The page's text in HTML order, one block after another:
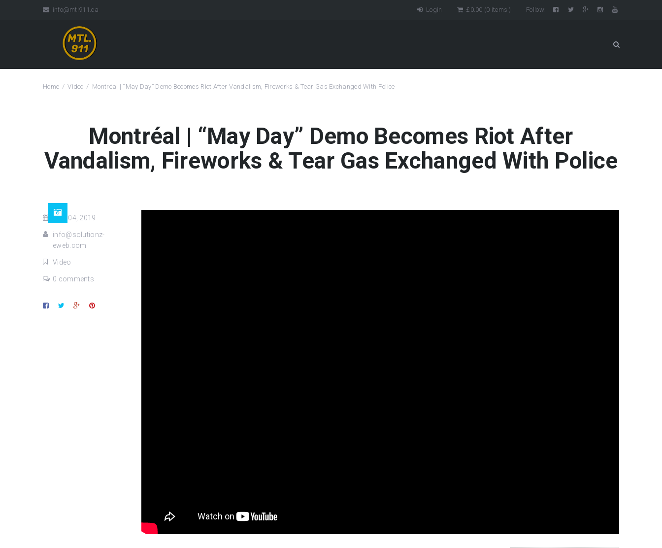
Login £ 0.00 (0 items ) Follow:
info@mtl911.ca
Home Video Montréal | “May Day” Demo Becomes Riot After Vandalism, Fireworks & Tear Gas Exchanged With Police
Montréal | “May Day” Demo Becomes Riot After
Vandalism, Fireworks & Tear Gas Exchanged With Police
May 04, 2019
info@solutionz-
eweb.com
Video
0 comments